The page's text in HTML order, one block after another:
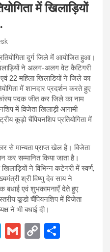
में खिलाड़ियों
दुर्ग जिले में आयोजित हुआ।
ने अलग-अलग वेट कैटिगरी
22 महिला खिलाडियों ने जिले का
में शानदार प्रदर्शन करते हुए
पदक जीत कर जिले का नाम
में विजेता खिलाड़ी आगामी
कूड़ो चैंपियनशिप प्रतियोगिता में
से मान्यता प्राप्त खेल है। विजेता
कर सम्मानित किया जाता है।
ने विभिन्न कटेगरी में स्वर्ण,
श्री विष्णु देव साय ने
बधाई एवं शुभकामनाएँ देते हुए
कूडो चैंपियनशिप में विजेता
ने भी बधाई दी।
T
G
C